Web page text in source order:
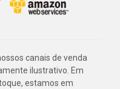
canais de venda
ilustrativo. Em
estamos em